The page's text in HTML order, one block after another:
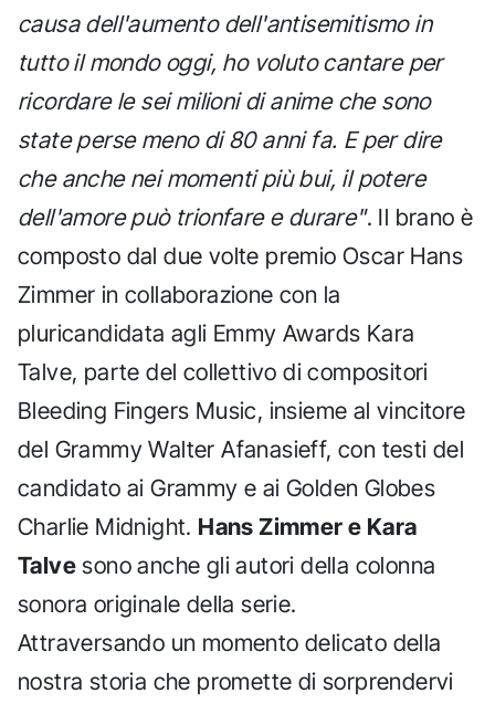
causa dell'aumento dell'antisemitismo in
tutto il mondo oggi, ho voluto cantare per
ricordare le sei milioni di anime che sono
state perse meno di 80 anni fa. E per dire
che anche nei momenti più bui, il potere
dell'amore può trionfare e durare". Il brano è
composto dal due volte premio Oscar Hans
Zimmer in collaborazione con la
pluricandidata agli Emmy Awards Kara
Talve, parte del collettivo di compositori
Bleeding Fingers Music, insieme al vincitore
del Grammy Walter Afanasieff, con testi del
candidato ai Grammy e ai Golden Globes
Charlie Midnight. Hans Zimmer e Kara
Talve sono anche gli autori della colonna
sonora originale della serie.
Attraversando un momento delicato della
nostra storia che promette di sorprendervi